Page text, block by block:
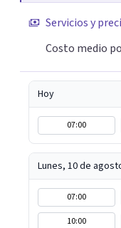
es de enorme
mental como a nivel personal para una buena
Servicios y
Costo medio
Hoy
07:00
Lunes, 10 de
07:00
10:00